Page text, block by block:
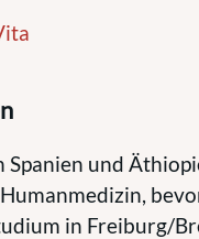
Spanien und
in Freiburg/